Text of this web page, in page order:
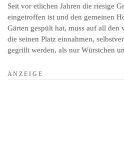
Seit vor etlichen Jahren die riesige
eingetroffen ist und den gemeinen
Gärten gespült hat, muss auf all
die seinen Platz einnahmen,
gegrillt werden, als nur Würstchen
A N Z E I G E